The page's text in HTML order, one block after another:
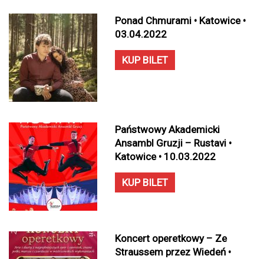
Ponad Chmurami • Katowice •
03.04.2022
KUP BILET
Państwowy Akademicki
Ansambl Gruzji – Rustavi •
Katowice • 10.03.2022
KUP BILET
Koncert operetkowy – Ze
Straussem przez Wiedeń •